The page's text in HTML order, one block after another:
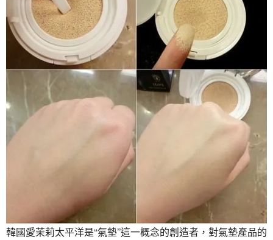
韓國愛茉莉太平洋是“氣墊”這一概念的創造者，對氣墊產品的